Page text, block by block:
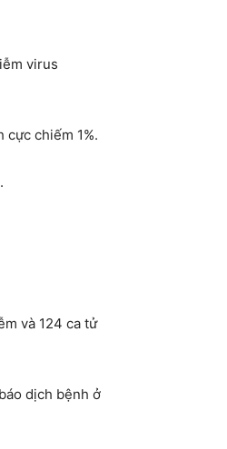
virus
chiếm 1%.
và 124 ca tử
dịch bệnh ở